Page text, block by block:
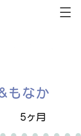
もなか
5ヶ月